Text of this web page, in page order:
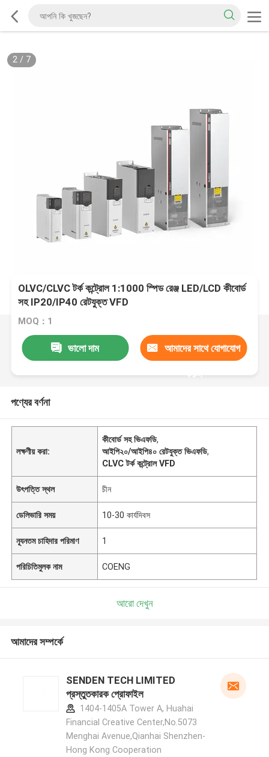
2/ 7
OLVC/CLVC টর্ক কন্ট্রোল 1:1000 স্পিড রেঞ্জ LED/LCD কীবোর্ড
সহ IP20/IP40 রেটযুক্ত VFD
MOQ：1
ভালো দাম আমাদের সাথে যোগাযোগ
করুন
পণ্যের বর্ণনা
লক্ষণীয় করা:
কীবোর্ড সহ ভিএফডি,
আইপি২০/আইপি৪০ রেটযুক্ত ভিএফডি,
CLVC টর্ক কন্ট্রোল VFD
উৎপত্তি স্থল চীন
ডেলিভারি সময় 10-30 কার্যদিবস
ন্যূনতম চাহিদার পরিমাণ 1
পরিচিতিমুলক নাম COENG
আরো দেখুন
আমাদের সম্পর্কে
SENDEN TECH LIMITED
প্রস্তুতকারক প্রোফাইল
1404-1405A Tower A, Huahai
Financial Creative Center,No.5073
Menghai Avenue,Qianhai Shenzhen-
Hong Kong Cooperation